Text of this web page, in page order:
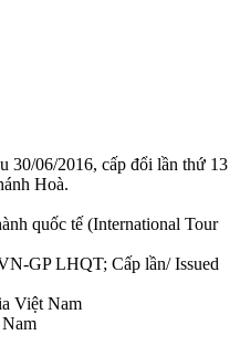
30/06/2016, cấp đổi lần thứ 13
Hoà.
quốc tế (International Tour
GP LHQT; Cấp lần/ Issued
Việt Nam